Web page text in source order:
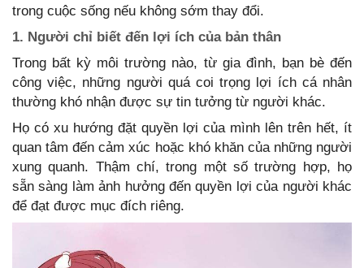
trong cuộc sống nếu không sớm thay đổi.
1. Người chỉ biết đến lợi ích của bản thân
Trong bất kỳ môi trường nào, từ gia đình, bạn bè đến
công việc, những người quá coi trọng lợi ích cá nhân
thường khó nhận được sự tin tưởng từ người khác.
Họ có xu hướng đặt quyền lợi của mình lên trên hết, ít
quan tâm đến cảm xúc hoặc khó khăn của những người
xung quanh. Thậm chí, trong một số trường hợp, họ
sẵn sàng làm ảnh hưởng đến quyền lợi của người khác
để đạt được mục đích riêng.